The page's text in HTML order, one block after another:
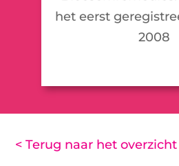
het eerst
2008
< Terug naar het overzicht